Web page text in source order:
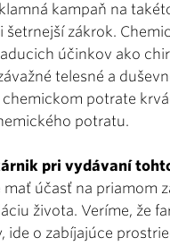
kampaň na
šetrnejší zákrok.
účinkov ako
telesné a
chemickom potrate
potratu.
pri vydávaní
mať účasť na
života. Veríme, že
ide o zabíjajúce